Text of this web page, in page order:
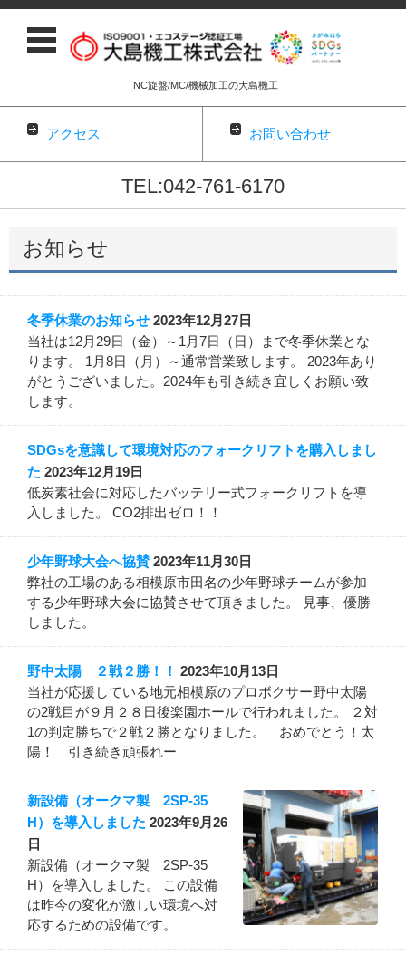
NC旋盤/MC/機械加工の大島機工
アクセス お問い合わせ
TEL:042-761-6170
コンテンツに移動
お知らせ
冬季休業のお知らせ 2023年12月27日
当社は12月29日（金）～1月7日（日）まで冬季休業とな
ります。 1月8日（月）～通常営業致します。 2023年あり
がとうございました。2024年も引き続き宜しくお願い致
します。
SDGsを意識して環境対応のフォークリフトを購入しまし
た 2023年12月19日
低炭素社会に対応したバッテリー式フォークリフトを導
入しました。 CO2排出ゼロ！！
少年野球大会へ協賛 2023年11月30日
弊社の工場のある相模原市田名の少年野球チームが参加
する少年野球大会に協賛させて頂きました。 見事、優勝
しました。
野中太陽 ２戦２勝！！ 2023年10月13日
当社が応援している地元相模原のプロボクサー野中太陽
の2戦目が９月２８日後楽園ホールで行われました。 ２対
1の判定勝ちで２戦２勝となりました。 おめでとう！太
陽！ 引き続き頑張れー
新設備（オークマ製 2SP-35
H）を導入しました 2023年9月26
日
新設備（オークマ製 2SP-35
H）を導入しました。 この設備
は昨今の変化が激しい環境へ対
応するための設備です。